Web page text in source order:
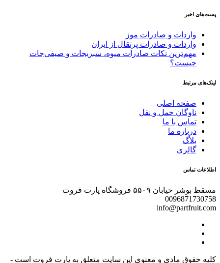
پست‌های اخیر
واردات و صادرات موز
واردات و صادرات پرتقال از ایران
مهم‌ترین نکات صادرات میوه، سبزیجات و صیفی‌جات
چیست؟
لینک‌های مرتبط
صفحه اصلی
ناوگان حمل و نقل
تماس با ما
درباره ما
بلاگ
گالری
اطلاعات تماس
مسقط بوشر خیابان ۵۵۰۹ فروشگاه پارت فروت
0096871730758
info@partfruit.com
کلیه حقوق مادی و معنوی این سایت متعلق به پارت فروت است -